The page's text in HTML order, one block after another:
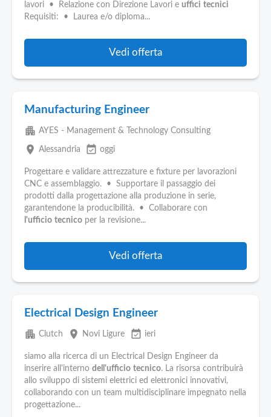
lavori • Relazione con Direzione Lavori e uffici tecnici
Requisiti: • Laurea e/o diploma...
Vedi offerta
Manufacturing Engineer
apartment AYES - Management & Technology Consulting
place Alessandria event_available oggi
Progettare e validare attrezzature e fixture per lavorazioni
CNC e assemblaggio. • Supportare il passaggio dei
prodotti dalla progettazione alla produzione in serie,
garantendone la producibilità. • Collaborare con
l'ufficio tecnico per la revisione...
Vedi offerta
Electrical Design Engineer
apartment Clutch place Novi Ligure event_available ieri
siamo alla ricerca di un Electrical Design Engineer da
inserire all'interno dell'ufficio tecnico. La risorsa contribuirà
allo sviluppo di sistemi elettrici ed elettronici innovativi,
collaborando con un team multidisciplinare impegnato nella
progettazione...